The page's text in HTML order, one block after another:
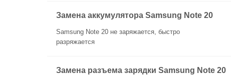
Замена аккумулятора Samsung Note 20
Samsung Note 20 не заряжается, быстро
разряжается
Замена разъема зарядки Samsung Note 20